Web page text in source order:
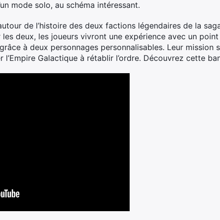
mode solo, au schéma intéressant.
de l’histoire des deux factions légendaires de la
les deux, les joueurs vivront une expérience avec un
à deux personnages personnalisables. Leur mission
l’Empire Galactique à rétablir l’ordre. Découvrez cette